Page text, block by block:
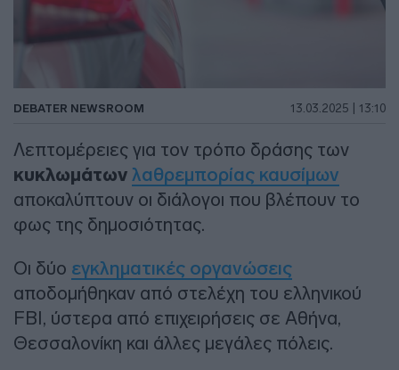
DEBATER NEWSROOM 13.03.2025 | 13:10
Λεπτομέρειες για τον τρόπο δράσης των
κυκλωμάτων λαθρεμπορίας καυσίμων
αποκαλύπτουν οι διάλογοι που βλέπουν το
φως της δημοσιότητας.
Οι δύο εγκληματικές οργανώσεις
αποδομήθηκαν από στελέχη του ελληνικού
FBI, ύστερα από επιχειρήσεις σε Αθήνα,
Θεσσαλονίκη και άλλες μεγάλες πόλεις.